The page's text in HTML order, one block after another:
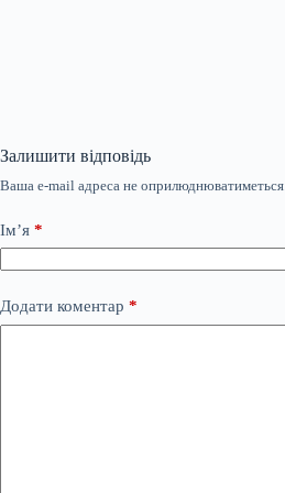
Залишити відповідь
Ваша e-mail адреса не оприлюднюватиметься.
Ім’я *
Додати коментар *